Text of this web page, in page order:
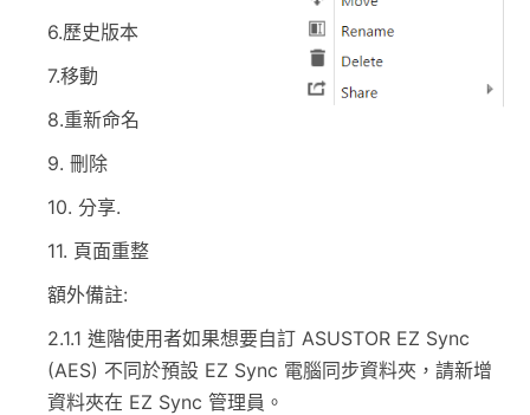
6.歷史版本
7.移動
8.重新命名
9. 刪除
10. 分享.
11. 頁面重整
額外備註:
2.1.1 進階使用者如果想要自訂 ASUSTOR EZ Sync
(AES) 不同於預設 EZ Sync 電腦同步資料夾，請新增
資料夾在 EZ Sync 管理員。